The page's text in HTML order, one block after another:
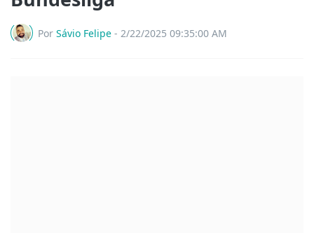
Por Sávio Felipe - 2/22/2025 09:35:00 AM